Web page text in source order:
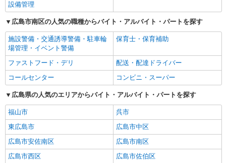
設備管理
広島市南区の人気の職種からバイト・アルバイト・パートを探す
施設警備・交通誘導警備・駐車輪
場管理・イベント警備
保育士・保育補助
ファストフード・デリ
配送・配達ドライバー
コールセンター
コンビニ・スーパー
広島県の人気のエリアからバイト・アルバイト・パートを探す
福山市
呉市
東広島市
広島市中区
広島市安佐南区
広島市南区
広島市西区
広島市佐伯区